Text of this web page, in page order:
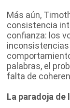
Más aún,
consistencia
confianza: los
inconsistencias
palabras, el
falta de
La paradoja de